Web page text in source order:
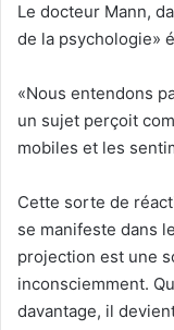
Le docteur Mann,
de la psychologie»
«Nous entendons
un sujet perçoit
mobiles et les
Cette sorte de
se manifeste dans
projection est une
inconsciemment.
davantage, il